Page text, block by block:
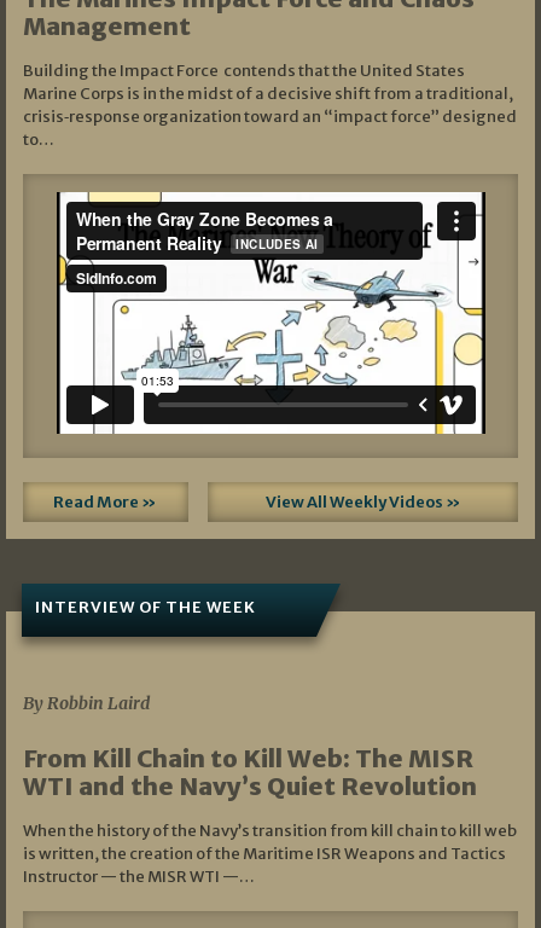
Management
Building the Impact Force contends that the United States
Marine Corps is in the midst of a decisive shift from a traditional,
crisis‑response organization toward an “impact force” designed
to…
Read More » View All Weekly Videos »
INTERVIEW OF THE WEEK
By Robbin Laird
From Kill Chain to Kill Web: The MISR
WTI and the Navy’s Quiet Revolution
When the history of the Navy’s transition from kill chain to kill web
is written, the creation of the Maritime ISR Weapons and Tactics
Instructor — the MISR WTI —…